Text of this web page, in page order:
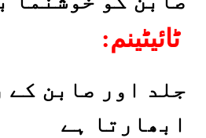
:ٹائیٹینم
جلد اور صابن کے
ابھارتا ہے